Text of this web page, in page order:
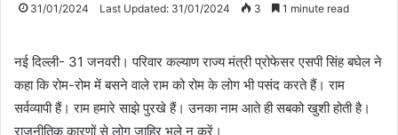
31/01/2024 Last Updated: 31/01/2024 3 1 minute read
नई दिल्ली- 31 जनवरी। परिवार कल्याण राज्य मंत्री प्रोफेसर एसपी सिंह बघेल ने
कहा कि रोम-रोम में बसने वाले राम को रोम के लोग भी पसंद करते हैं। राम
सर्वव्यापी हैं। राम हमारे साझे पुरखे हैं। उनका नाम आते ही सबको खुशी होती है।
राजनीतिक कारणों से लोग जाहिर भले न करें।